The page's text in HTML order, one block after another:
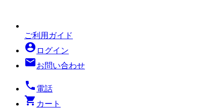
ご利用ガイド
account_circle ログイン
mailお問い合わせ
local_phone 電話
shopping_cart カート